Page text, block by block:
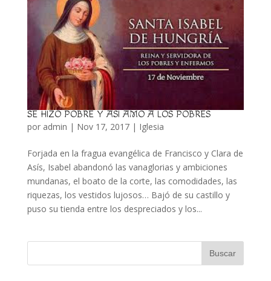
SE HIZO POBRE Y ASI AMO A LOS POBRES
por admin | Nov 17, 2017| Iglesia
Forjada en la fragua evangélica de Francisco y Clara de
Asís, Isabel abandonó las vanaglorias y ambiciones
mundanas, el boato de la corte, las comodidades, las
riquezas, los vestidos lujosos… Bajó de su castillo y
puso su tienda entre los despreciados y los...